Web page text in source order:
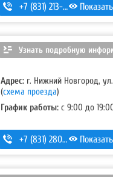
+7 (831) 213-75-75 (доб. 2)
Узнать подробную
Адрес: г. Нижний Новгород,
(схема проезда)
График работы: с 9:00 до
+7 (831) 280-69-88